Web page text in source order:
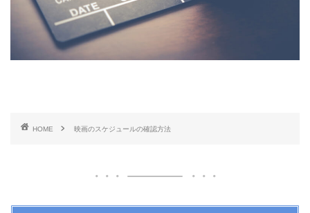
HOME 映画のスケジュールの確認方法